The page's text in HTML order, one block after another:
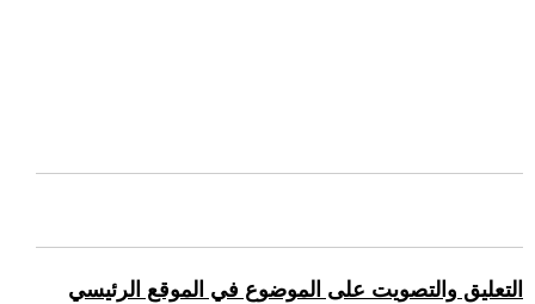
التعليق والتصويت على الموضوع في الموقع الرئيسي